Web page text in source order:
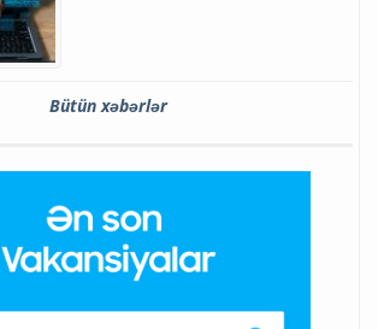
Bütün xəbərlər